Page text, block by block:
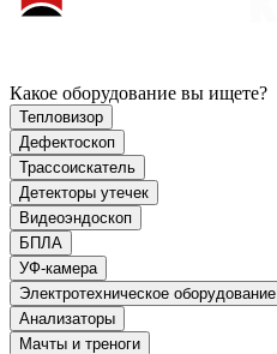
Какое оборудование вы ищете?
Тепловизор
Дефектоскоп
Трассоискатель
Детекторы утечек
Видеоэндоскоп
БПЛА
УФ-камера
Электротехническое оборудование
Анализаторы
Мачты и треноги